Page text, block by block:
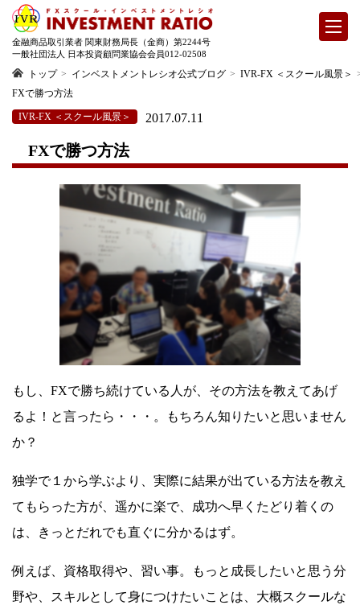
金融商品取引業者 関東財務局長（金商）第2244号
一般社団法人 日本投資顧問業協会会員012-02508
トップ インベストメントレシオ公式ブログ
IVR-FX ＜スクール風景＞
FXで勝つ方法
IVR-FX ＜スクール風景＞ 2017.07.11
FXで勝つ方法
もし、FXで勝ち続けている人が、その方法を教えてあげ
るよ！と言ったら・・・。もちろん知りたいと思いません
か？
独学で１から学ぶより、実際に結果が出ている方法を教え
てもらった方が、遥かに楽で、成功へ早くたどり着くの
は、きっとだれでも直ぐに分かるはず。
例えば、資格取得や、習い事。もっと成長したいと思う分
野や、スキルとして身につけたいことは、大概スクールな